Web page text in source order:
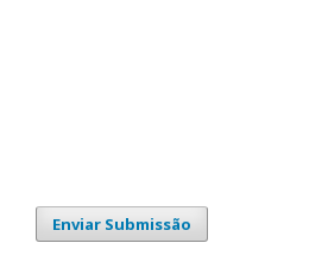
Enviar Submissão